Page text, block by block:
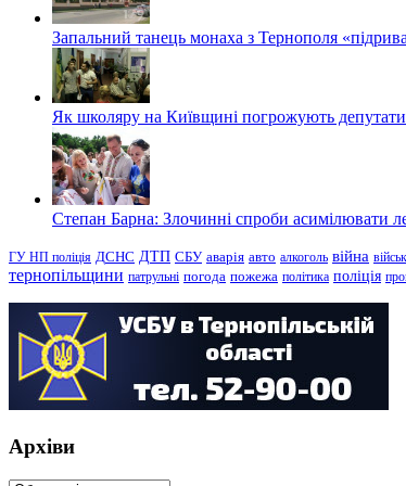
Запальний танець монаха з Тернополя
Як школяру на Київщині погрожують депутати
Степан Барна: Злочинні спроби асимілювати
ГУ НП поліція ДСНС ДТП СБУ аварія авто алкоголь війна
тернопільщини патрульні погода пожежа політика поліція
Архіви